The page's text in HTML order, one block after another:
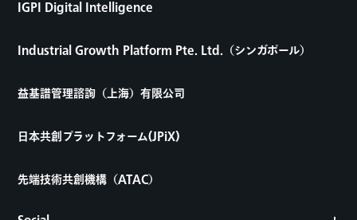
IGPI Digital Intelligence
Industrial Growth Platform Pte. Ltd.（シンガポール）
益基譜管理諮詢（上海）有限公司
日本共創プラットフォーム(JPiX)
先端技術共創機構（ATAC）